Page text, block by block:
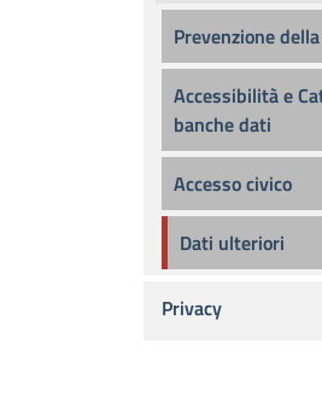
Prevenzione
Accessibilità e
banche dati
Accesso civico
Dati ulteriori
Privacy